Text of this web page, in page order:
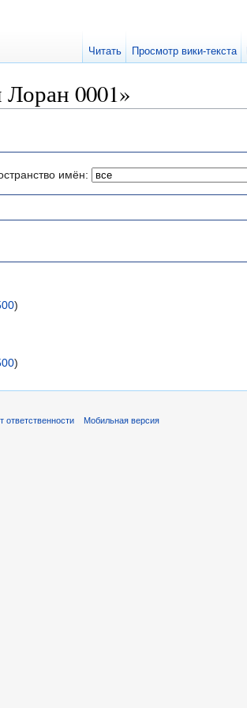
0001»
имён:
)
)
Читать Просмотр вики-текста
ответственности Мобильная версия